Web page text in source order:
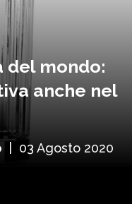
del mondo:
anche nel
03 Agosto 2020